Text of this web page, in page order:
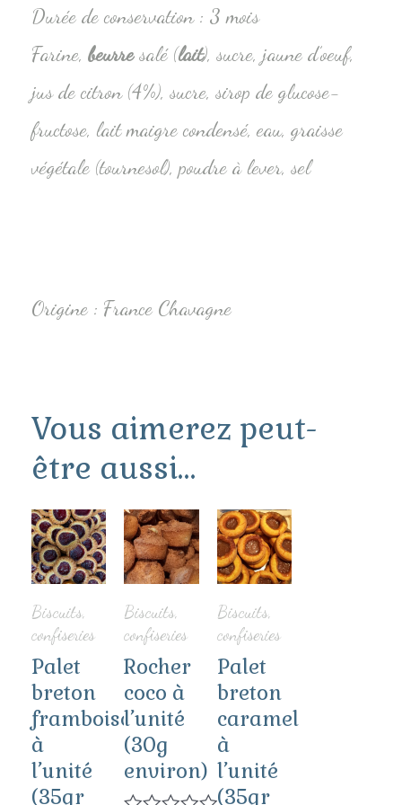
Durée de conservation : 3 mois
Farine,beurresalé (lait), sucre, jaune d’oeuf,
jus de citron (4%), sucre, sirop de glucose-
fructose, lait maigre condensé, eau, graisse
végétale (tournesol), poudre à lever, sel
Origine : France Chavagne
Vous aimerez peut-
être aussi…
Biscuits,
confiseries
Palet
breton
framboise
à
l’unité
(35gr
Biscuits,
confiseries
Rocher
coco à
l’unité
(30g
environ)
Biscuits,
confiseries
Palet
breton
caramel
à
l’unité
(35gr